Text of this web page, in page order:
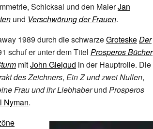
Schicksal und den MalerJan
und Verschwörung der Frauen.
1989 durch die schwarzeGroteskeDer
schuf er unter dem Titel Prosperos Bücher
mitJohn Gielgud in der Hauptrolle. Die
des Zeichners, Ein Z und zwei Nullen,
Frau und ihr Liebhaberund Prosperos
Nyman.